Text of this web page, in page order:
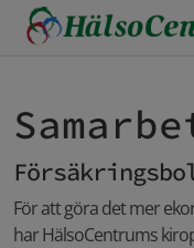
För att göra det mer
har HälsoCentrums